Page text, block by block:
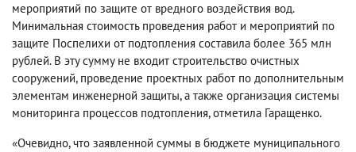
мероприятий по защите от вредного воздействия вод.
Минимальная стоимость проведения работ и мероприятий по
защите Поспелихи от подтопления составила более 365 млн
рублей. В эту сумму не входит строительство очистных
сооружений, проведение проектных работ по дополнительным
элементам инженерной защиты, а также организация системы
мониторинга процессов подтопления, отметила Гаращенко.
«Очевидно, что заявленной суммы в бюджете муниципального